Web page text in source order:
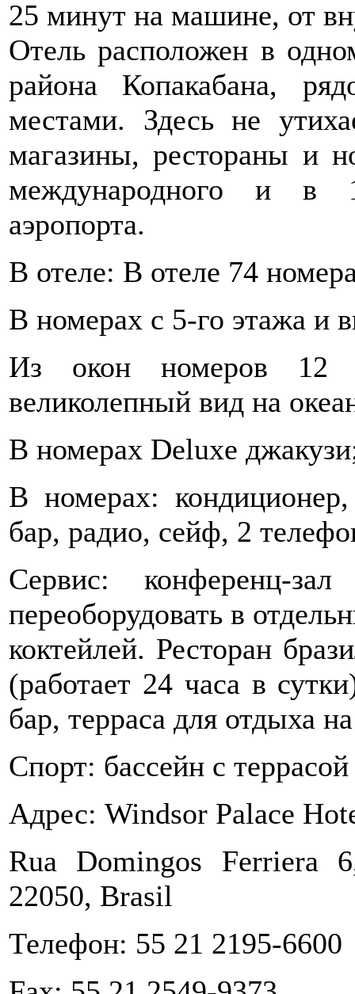
25 минут на машине, от
Отель расположен в
района Копакабана,
местами. Здесь не
магазины, рестораны и
международного и в
аэропорта.
В отеле: В отеле 74
В номерах с 5-го этажа и
Из окон номеров 12
великолепный вид на
В номерах Deluxe
В номерах:
бар, радио, сейф, 2
Сервис: конференц-
переоборудовать в
коктейлей. Ресторан
(работает 24 часа в
бар, терраса для отдыха
Спорт: бассейн с
Адрес: Windsor Palace
Rua Domingos Ferriera
22050, Brasil
Телефон: 55 21 2195-6600